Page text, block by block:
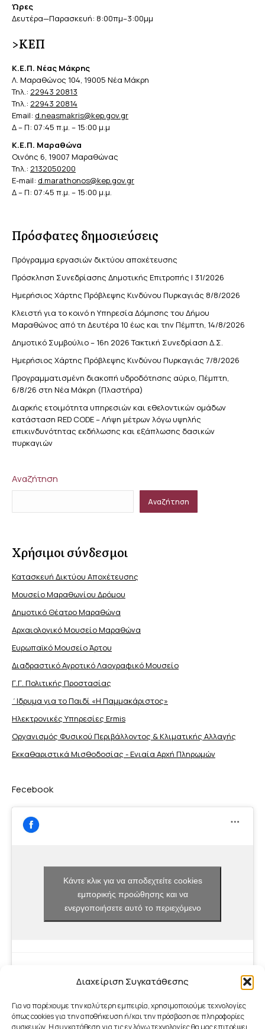
Διαχείριση Συγκατάθεσης
Για να παρέχουμε την καλύτερη εμπειρία, χρησιμοποιούμε τεχνολογίες
όπως cookies για την αποθήκευση ή/και την πρόσβαση σε πληροφορίες
συσκευών. Η συγκατάθεση για τις εν λόγω τεχνολογίες θα μας επιτρέψει
Ώρες
Δευτέρα—Παρασκευή: 8:00πμ–3:00μμ
>ΚΕΠ
Κ.Ε.Π. Νέας Μάκρης
Λ. Μαραθώνος 104, 19005 Νέα Μάκρη
Τηλ.: 22943 20813
Τηλ.: 22943 20814
Email: d.neasmakris@kep.gov.gr
Δ – Π: 07:45 π.μ. – 15:00 μ.μ
Κ.Ε.Π. Μαραθώνα
Οινόης 6, 19007 Μαραθώνας
Τηλ.: 2132050200
E-mail: d.marathonos@kep.gov.gr
Δ – Π: 07:45 π.μ. – 15:00 μ.μ.
Πρόσφατες δημοσιεύσεις
Πρόγραμμα εργασιών δικτύου αποχέτευσης
Πρόσκληση Συνεδρίασης Δημοτικής Επιτροπής | 31/2026
Ημερήσιος Χάρτης Πρόβλεψης Κινδύνου Πυρκαγιάς 8/8/2026
Κλειστή για το κοινό η Υπηρεσία Δόμησης του Δήμου
Μαραθώνος από τη Δευτέρα 10 έως και την Πέμπτη, 14/8/2026
Δημοτικό Συμβούλιο – 16η 2026 Τακτική Συνεδρίαση Δ.Σ.
Ημερήσιος Χάρτης Πρόβλεψης Κινδύνου Πυρκαγιάς 7/8/2026
Προγραμματισμένη διακοπή υδροδότησης αύριο, Πέμπτη,
6/8/26 στη Νέα Μάκρη (Πλαστήρα)
Διαρκής ετοιμότητα υπηρεσιών και εθελοντικών ομάδων
κατάσταση RED CODE – Λήψη μέτρων λόγω υψηλής
επικινδυνότητας εκδήλωσης και εξάπλωσης δασικών
πυρκαγιών
Αναζήτηση
Αναζήτηση
Χρήσιμοι σύνδεσμοι
Κατασκευή Δικτύου Αποχέτευσης
Μουσείο Μαραθωνίου Δρόμου
Δημοτικό Θέατρο Μαραθώνα
Αρχαιολογικό Μουσείο Μαραθώνα
Ευρωπαϊκό Μουσείο Άρτου
Διαδραστικό Αγροτικό Λαογραφικό Μουσείο
Γ.Γ. Πολιτικής Προστασίας
΄Ιδρυμα για το Παιδί «Η Παμμακάριστος»
Ηλεκτρονικές Υπηρεσίες Ermis
Οργανισμός Φυσικού Περιβάλλοντος & Κλιματικής Aλλαγής
Εκκαθαριστικά Μισθοδοσίας - Ενιαία Αρχή Πληρωμών
Fecebook
Κάντε κλικ για να αποδεχτείτε cookies
εμπορικής προώθησης και να
ενεργοποιήσετε αυτό το περιεχόμενο